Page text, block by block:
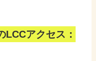
LCCアクセス：